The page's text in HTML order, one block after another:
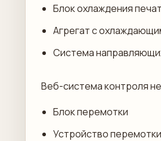
Блок охлаждения
Агрегат с
Система
Веб-система контроля
Блок перемотки
Устройство перемотки